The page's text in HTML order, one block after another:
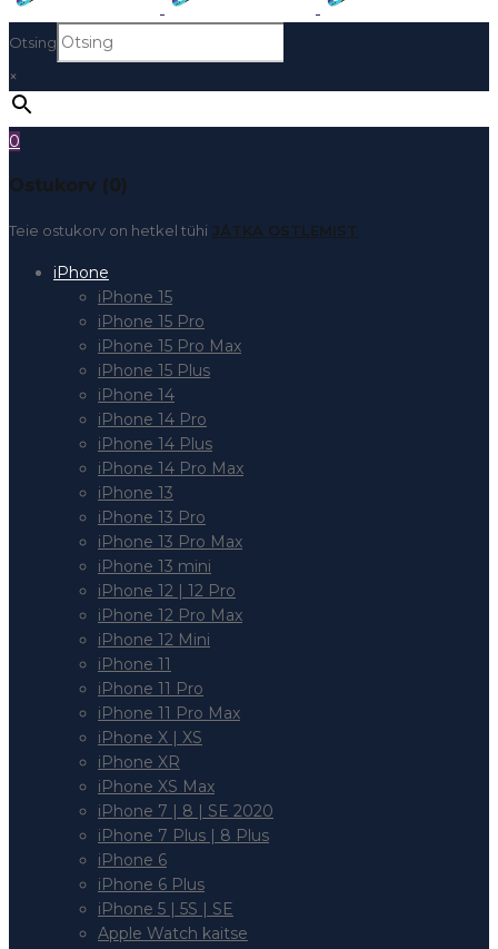
Otsing
×
0
Ostukorv (0)
Teie ostukorv on hetkel tühi JÄTKA OSTLEMIST
iPhone
iPhone 15
iPhone 15 Pro
iPhone 15 Pro Max
iPhone 15 Plus
iPhone 14
iPhone 14 Pro
iPhone 14 Plus
iPhone 14 Pro Max
iPhone 13
iPhone 13 Pro
iPhone 13 Pro Max
iPhone 13 mini
iPhone 12 | 12 Pro
iPhone 12 Pro Max
iPhone 12 Mini
iPhone 11
iPhone 11 Pro
iPhone 11 Pro Max
iPhone X | XS
iPhone XR
iPhone XS Max
iPhone 7 | 8 | SE 2020
iPhone 7 Plus | 8 Plus
iPhone 6
iPhone 6 Plus
iPhone 5 | 5S | SE
Apple Watch kaitse